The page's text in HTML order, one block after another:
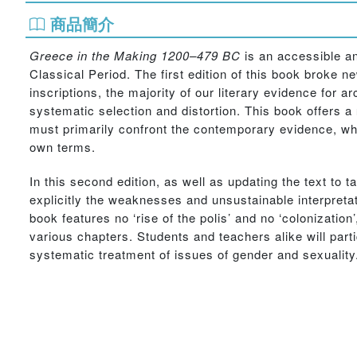
商品簡介
Greece in the Making 1200–479 BC is an accessible
Classical Period. The first edition of this book broke
inscriptions, the majority of our literary evidence for
systematic selection and distortion. This book offers
must primarily confront the contemporary evidence,
own terms.
In this second edition, as well as updating the text to
explicitly the weaknesses and unsustainable
book features no ‘rise of the polis’ and no
various chapters. Students and teachers alike will
systematic treatment of issues of gender and sexuality.